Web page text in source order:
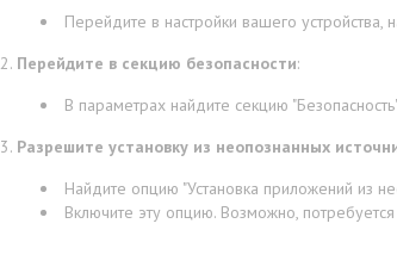
Перейдите в настройки вашего устройства,
Перейдите в секцию безопасности:
В параметрах найдите секцию
Разрешите установку из неопознанных
Найдите опцию "Установка приложений из
Включите эту опцию. Возможно,